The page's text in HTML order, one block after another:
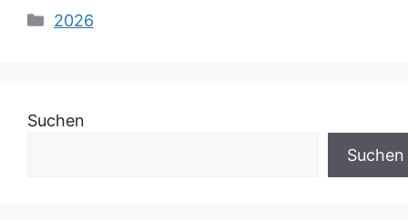
Kategorien
2026
Suchen
Suchen